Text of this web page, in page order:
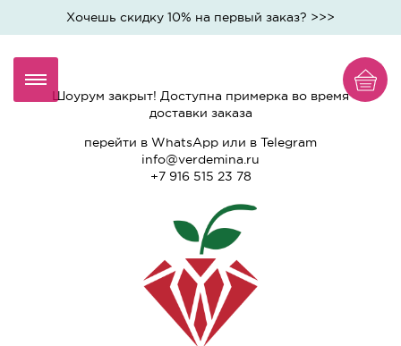
Хочешь скидку 10% на первый заказ? >>>
Шоурум закрыт! Доступна примерка во время
доставки заказа
перейти в WhatsApp или в Telegram
info@verdemina.ru
+7 916 515 23 78